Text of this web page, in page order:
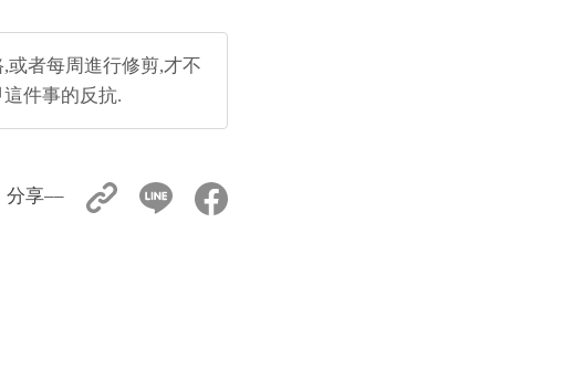
或者每周進行修剪,才不
件事的反抗.
分享––